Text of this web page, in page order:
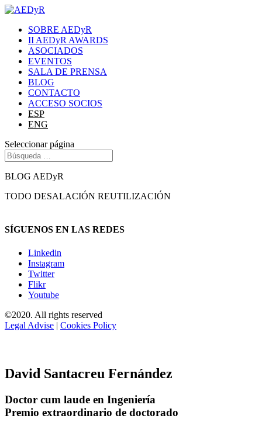
SOBRE AEDyR
II AEDyR AWARDS
ASOCIADOS
EVENTOS
SALA DE PRENSA
BLOG
CONTACTO
ACCESO SOCIOS
ESP
ENG
Seleccionar página
BLOG AEDyR
TODO DESALACIÓN REUTILIZACIÓN
SÍGUENOS EN LAS REDES
Linkedin
Instagram
Twitter
Flikr
Youtube
©2020. All rights reserved
Legal Advise | Cookies Policy
David Santacreu Fernández
Doctor cum laude en Ingeniería
Premio extraordinario de doctorado